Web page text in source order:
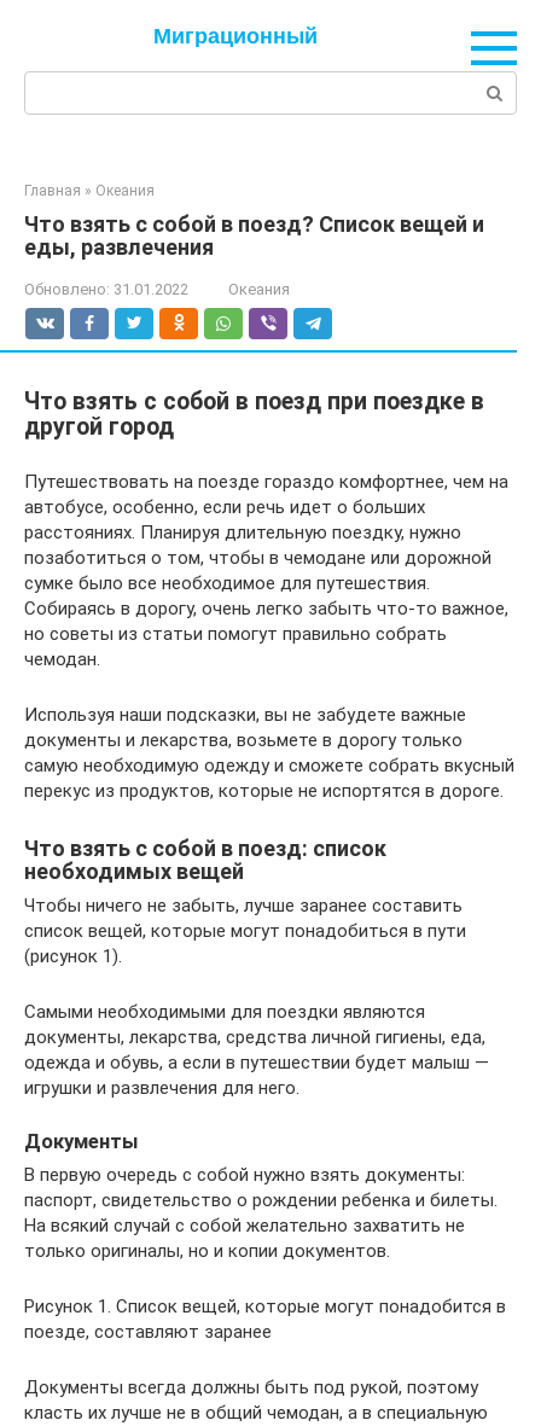
Миграционный
Главная » Океания
Что взять с собой в поезд? Список вещей и
еды, развлечения
Обновлено: 31.01.2022 Океания
Что взять с собой в поезд при поездке в
другой город
Путешествовать на поезде гораздо комфортнее, чем на
автобусе, особенно, если речь идет о больших
расстояниях. Планируя длительную поездку, нужно
позаботиться о том, чтобы в чемодане или дорожной
сумке было все необходимое для путешествия.
Собираясь в дорогу, очень легко забыть что-то важное,
но советы из статьи помогут правильно собрать
чемодан.
Используя наши подсказки, вы не забудете важные
документы и лекарства, возьмете в дорогу только
самую необходимую одежду и сможете собрать вкусный
перекус из продуктов, которые не испортятся в дороге.
Что взять с собой в поезд: список
необходимых вещей
Чтобы ничего не забыть, лучше заранее составить
список вещей, которые могут понадобиться в пути
(рисунок 1).
Самыми необходимыми для поездки являются
документы, лекарства, средства личной гигиены, еда,
одежда и обувь, а если в путешествии будет малыш —
игрушки и развлечения для него.
Документы
В первую очередь с собой нужно взять документы:
паспорт, свидетельство о рождении ребенка и билеты.
На всякий случай с собой желательно захватить не
только оригиналы, но и копии документов.
Рисунок 1. Список вещей, которые могут понадобится в
поезде, составляют заранее
Документы всегда должны быть под рукой, поэтому
класть их лучше не в общий чемодан, а в специальную